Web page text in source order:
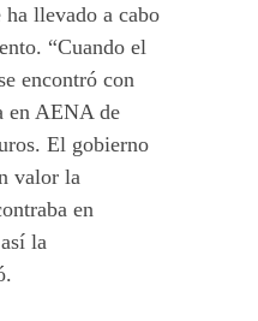
llevado a cabo
“Cuando el
encontró con
en AENA de
El gobierno
valor la
en
la